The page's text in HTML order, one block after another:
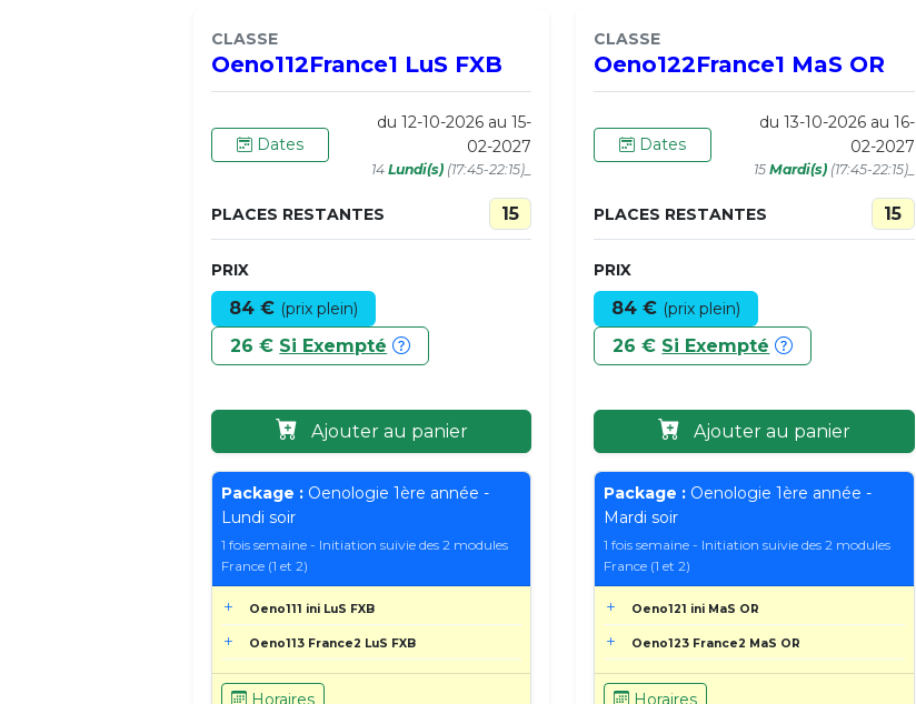
CLASSE
Oeno112France1 LuS FXB
Dates
du 12-10-2026 au 15-
02-2027
14Lundi(s) (17:45-22:15)_
PLACES RESTANTES 15
PRIX
84 € (prix plein)
26 € Si Exempté
Ajouter au panier
Package : Oenologie 1ère année -
Lundi soir
1 fois semaine - Initiation suivie des 2 modules
France (1 et 2)
Oeno111 ini LuS FXB
Oeno113 France2 LuS FXB
Horaires
CLASSE
Oeno122France1 MaS OR
Dates
du 13-10-2026 au 16-
02-2027
15 Mardi(s)(17:45-22:15)_
PLACES RESTANTES 15
PRIX
84 € (prix plein)
26 € Si Exempté
Ajouter au panier
Package : Oenologie 1ère année -
Mardi soir
1 fois semaine - Initiation suivie des 2 modules
France (1 et 2)
Oeno121 ini MaS OR
Oeno123 France2 MaS OR
Horaires